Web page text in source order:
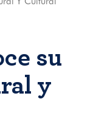
su
y